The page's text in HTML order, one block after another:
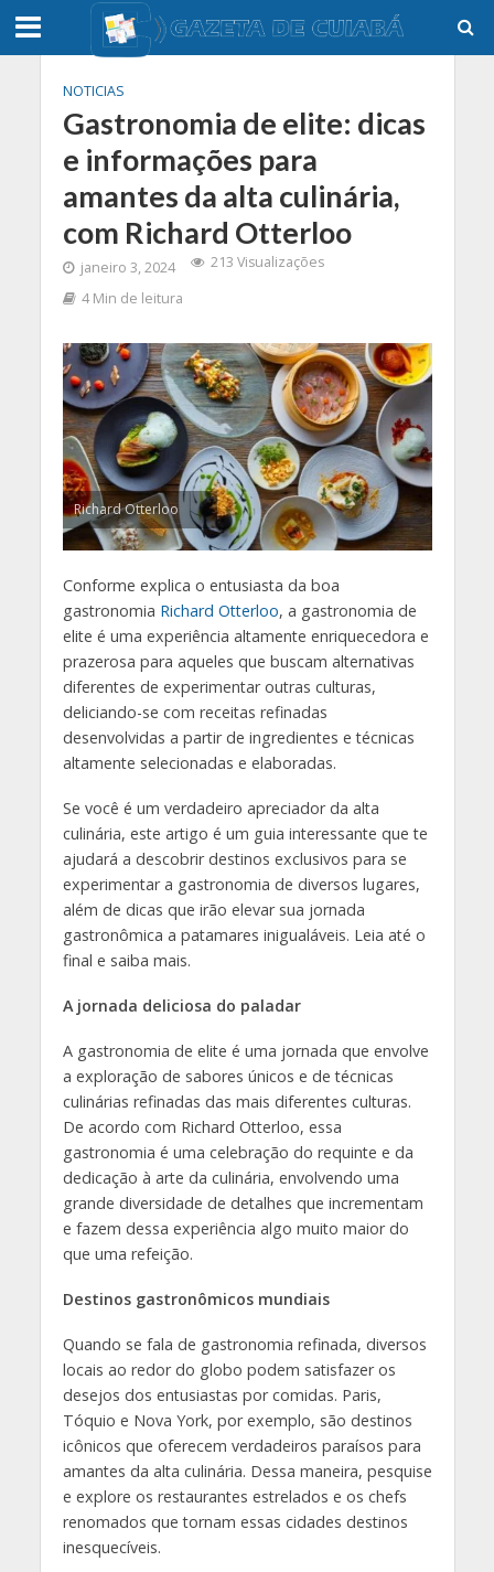
NOTICIAS
Gastronomia de elite: dicas
e informações para
amantes da alta culinária,
com Richard Otterloo
janeiro 3, 2024
213 Visualizações
4 Min de leitura
Richard Otterloo
Conforme explica o entusiasta da boa
gastronomia Richard Otterloo, a gastronomia de
elite é uma experiência altamente enriquecedora e
prazerosa para aqueles que buscam alternativas
diferentes de experimentar outras culturas,
deliciando-se com receitas refinadas
desenvolvidas a partir de ingredientes e técnicas
altamente selecionadas e elaboradas.
Se você é um verdadeiro apreciador da alta
culinária, este artigo é um guia interessante que te
ajudará a descobrir destinos exclusivos para se
experimentar a gastronomia de diversos lugares,
além de dicas que irão elevar sua jornada
gastronômica a patamares inigualáveis. Leia até o
final e saiba mais.
A jornada deliciosa do paladar
A gastronomia de elite é uma jornada que envolve
a exploração de sabores únicos e de técnicas
culinárias refinadas das mais diferentes culturas.
De acordo com Richard Otterloo, essa
gastronomia é uma celebração do requinte e da
dedicação à arte da culinária, envolvendo uma
grande diversidade de detalhes que incrementam
e fazem dessa experiência algo muito maior do
que uma refeição.
Destinos gastronômicos mundiais
Quando se fala de gastronomia refinada, diversos
locais ao redor do globo podem satisfazer os
desejos dos entusiastas por comidas. Paris,
Tóquio e Nova York, por exemplo, são destinos
icônicos que oferecem verdadeiros paraísos para
amantes da alta culinária. Dessa maneira, pesquise
e explore os restaurantes estrelados e os chefs
renomados que tornam essas cidades destinos
inesquecíveis.